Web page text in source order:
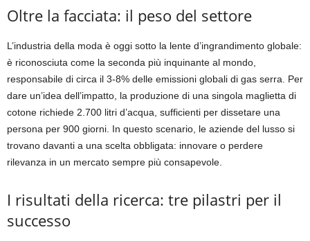
Oltre la facciata: il peso del settore
L’industria della moda è oggi sotto la lente d’ingrandimento globale:
è riconosciuta come la seconda più inquinante al mondo,
responsabile di circa il 3-8% delle emissioni globali di gas serra
Per
dare un’idea dell’impatto, la produzione di una singola maglietta di
cotone richiede 2.700 litri d’acqua, sufficienti per dissetare una
persona per 900 giorni. In questo scenario, le aziende del lusso si
trovano davanti a una scelta obbligata: innovare o perdere
rilevanza in un mercato sempre più consapevole.
I risultati della ricerca: tre pilastri per il
successo